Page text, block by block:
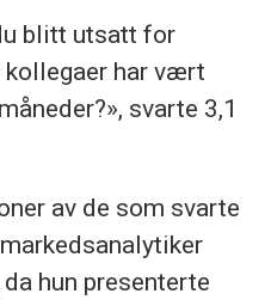
blitt utsatt for
kollegaer har vært
svarte 3,1
av de som svarte
hun presenterte